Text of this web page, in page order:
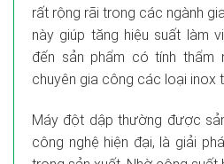
rất rộng rãi trong các ngành
này giúp tăng hiệu suất làm
đến sản phẩm có tính thẩm
chuyên gia công các loại inox
Máy đột dập thường được
công nghệ hiện đại, là giải